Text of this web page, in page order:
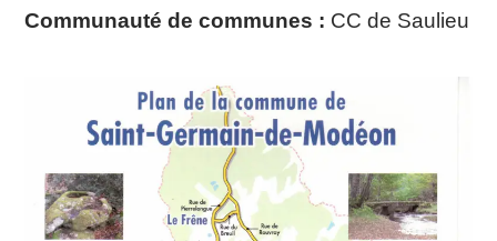
Communauté de communes : CC de Saulieu